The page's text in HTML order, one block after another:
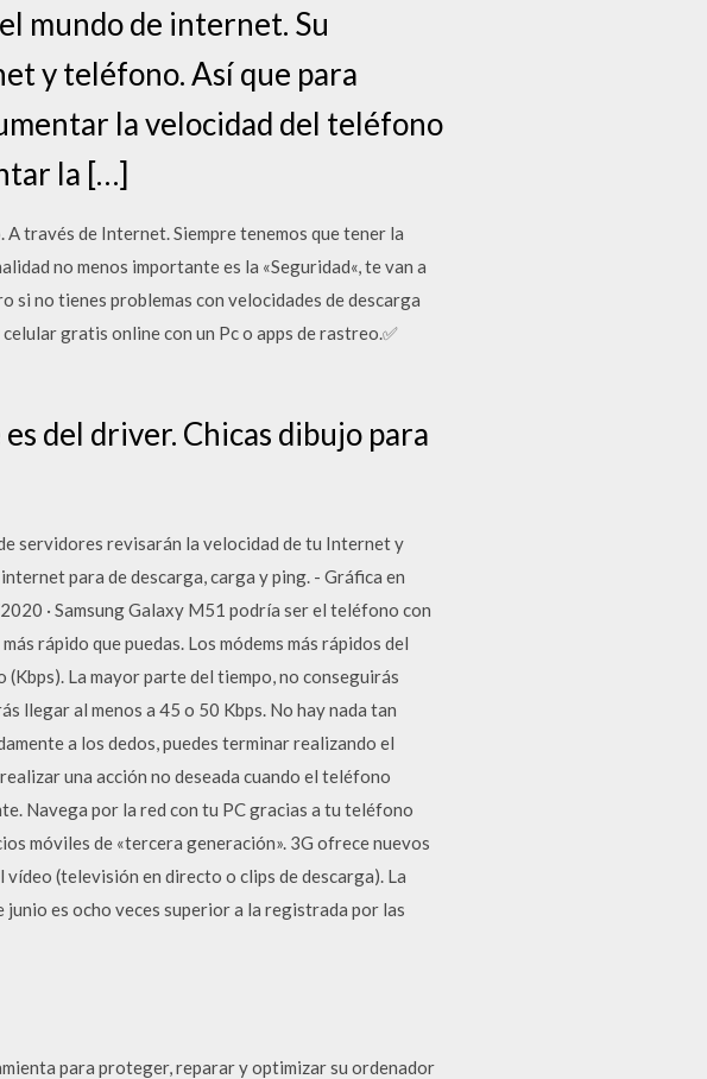
mundo de internet. Su
y teléfono. Así que para
la velocidad del teléfono
la […]
través de Internet. Siempre tenemos que tener la
no menos importante es la «Seguridad«, te van a
no tienes problemas con velocidades de descarga
gratis online con un Pc o apps de rastreo.✅
del driver. Chicas dibujo para
servidores revisarán la velocidad de tu Internet y
para de descarga, carga y ping. - Gráfica en
· Samsung Galaxy M51 podría ser el teléfono con
rápido que puedas. Los módems más rápidos del
La mayor parte del tiempo, no conseguirás
llegar al menos a 45 o 50 Kbps. No hay nada tan
a los dedos, puedes terminar realizando el
una acción no deseada cuando el teléfono
Navega por la red con tu PC gracias a tu teléfono
móviles de «tercera generación». 3G ofrece nuevos
(televisión en directo o clips de descarga). La
junio es ocho veces superior a la registrada por las
para proteger, reparar y optimizar su ordenador